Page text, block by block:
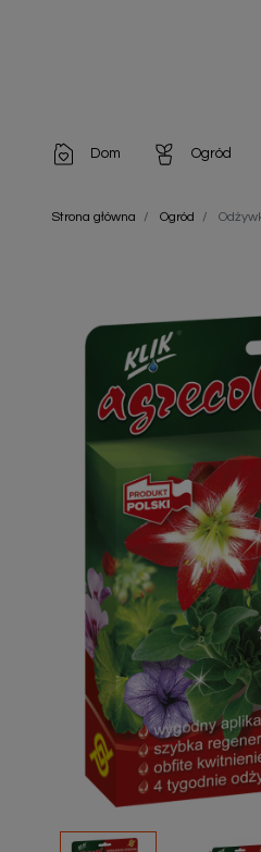
Dom
Artykuły dekoracyjne
Artykuły higieniczne
Artykuły jednorazowe
Artykuły opakowaniowe
Chemia gospodarcza
Zobacz wszystkie
Ogród
Chemia do
Odstraszacze
Odstraszacze
Nawozy i
Narzędzia
Nasiona
Podłoża
Pozostałe
Środki ochrony
Środki ochrony
Zobacz
Strona główna Ogród